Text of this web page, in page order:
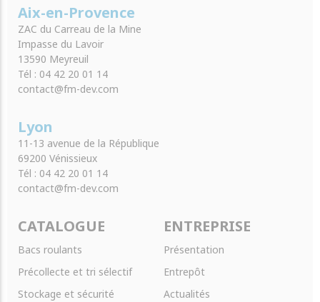
Aix-en-Provence
ZAC du Carreau de la Mine
Impasse du Lavoir
13590 Meyreuil
Tél : 04 42 20 01 14
contact@fm-dev.com
Lyon
11-13 avenue de la République
69200 Vénissieux
Tél : 04 42 20 01 14
contact@fm-dev.com
CATALOGUE
Bacs roulants
Précollecte et tri sélectif
Stockage et sécurité
ENTREPRISE
Présentation
Entrepôt
Actualités